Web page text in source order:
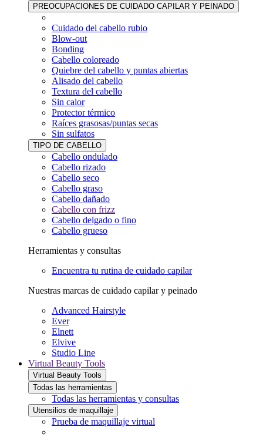
PREOCUPACIONES DE CUIDADO CAPILAR Y PEINADO
Cuidado del cabello rubio
Blow-out
Bonding
Cabello coloreado
Quiebre del cabello y puntas abiertas
Alisado del cabello
Textura del cabello
Sin calor
Protector térmico
Raíces grasosas/puntas secas
Sin sulfatos
TIPO DE CABELLO
Cabello ondulado
Cabello rizado
Cabello seco
Cabello graso
Cabello dañado
Cabello con frizz
Cabello delgado o fino
Cabello grueso
Herramientas y consultas
Encuentra tu rutina de cuidado capilar
Nuestras marcas de cuidado capilar y peinado
Advanced Hairstyle
Ever
Elnett
Elvive
Studio Line
Virtual Beauty Tools
Virtual Beauty Tools
Todas las herramientas
Todas las herramientas y consultas
Utensilios de maquillaje
Prueba de maquillaje virtual